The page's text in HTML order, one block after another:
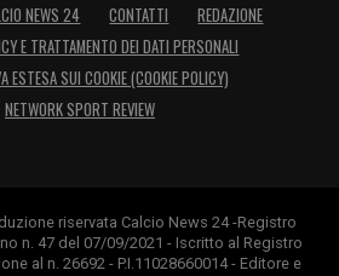
NEWS 24 CONTATTI
REDAZIONE
E TRATTAMENTO DEI DATI PERSONALI
ESTESA SUI COOKIE (COOKIE POLICY)
NETWORK SPORT REVIEW
riservata Calcio News 24 -Registro
n. 47 del 07/09/2021 - Iscritto al Registro
al n. 26692 - P.I.11028660014 - Editore e